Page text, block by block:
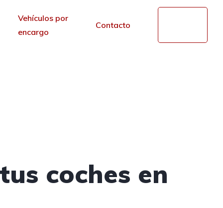
Vehículos por
encargo
Contacto
coches en